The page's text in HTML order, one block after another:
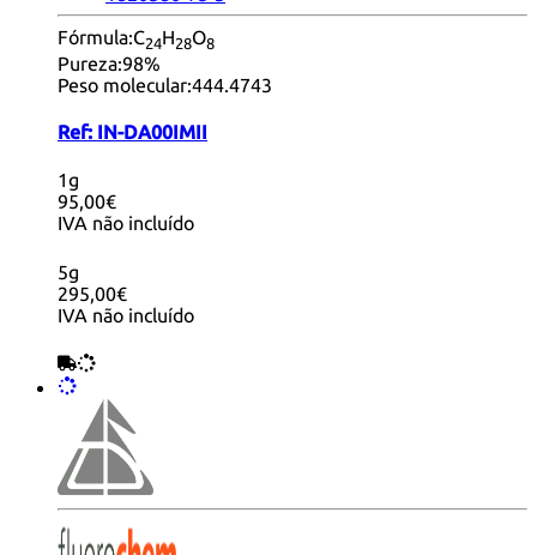
Fórmula:C24H28O8
Pureza:98%
Peso molecular:444.4743
Ref: IN-DA00IMII
1g
95,00€
IVA não incluído
5g
295,00€
IVA não incluído